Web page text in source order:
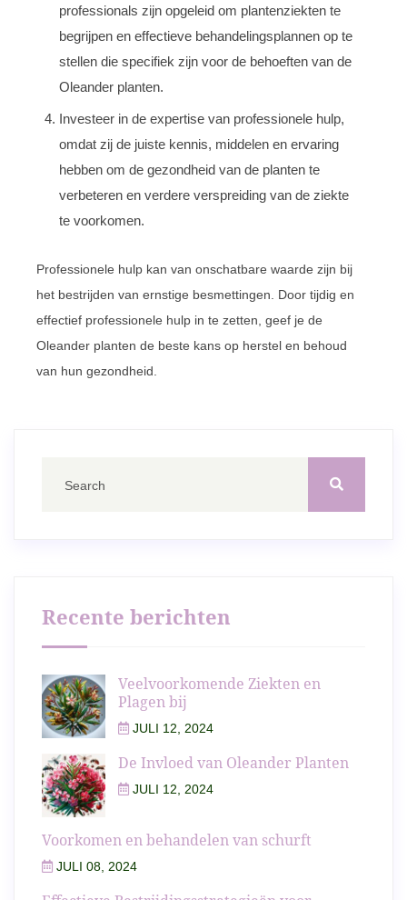
professionals zijn opgeleid om plantenziekten te
begrijpen en effectieve behandelingsplannen op te
stellen die specifiek zijn voor de behoeften van de
Oleander planten.
Investeer in de expertise van professionele hulp,
omdat zij de juiste kennis, middelen en ervaring
hebben om de gezondheid van de planten te
verbeteren en verdere verspreiding van de ziekte
te voorkomen.
Professionele hulp kan van onschatbare waarde zijn bij
het bestrijden van ernstige besmettingen. Door tijdig en
effectief professionele hulp in te zetten, geef je de
Oleander planten de beste kans op herstel en behoud
van hun gezondheid.
Recente berichten
Veelvoorkomende Ziekten en
Plagen bij
JULI 12, 2024
De Invloed van Oleander Planten
JULI 12, 2024
Voorkomen en behandelen van schurft
JULI 08, 2024